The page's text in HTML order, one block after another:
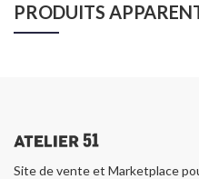
PRODUITS
Site de vente et Marketplace